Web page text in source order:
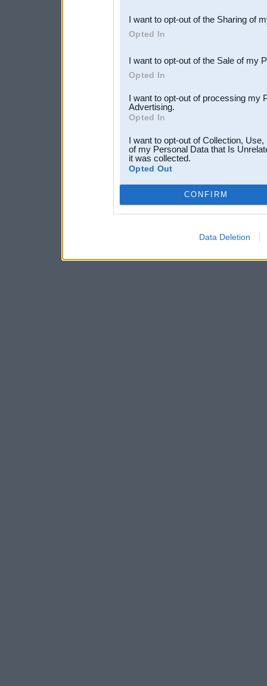
Downstream Participants
third parties.
I want to opt-out of the Sharing of
Opted In
I want to opt-out of the Sale of my
Opted In
I want to opt-out of processing my
Advertising.
Opted In
I want to opt-out of Collection,
of my Personal Data that Is
it was collected.
Opted Out
CONFIRM
Data Deletion